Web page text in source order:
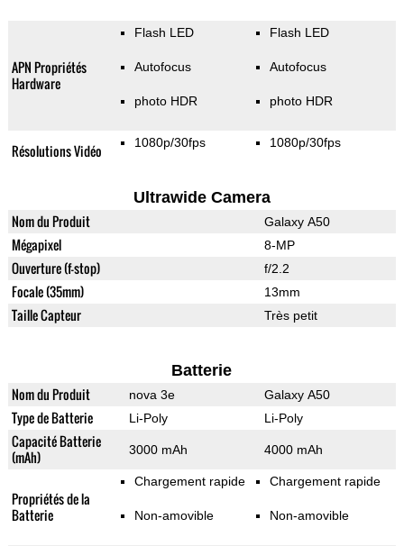
APN Propriétés
Hardware
Flash LED
Autofocus
photo HDR
Flash LED
Autofocus
photo HDR
Résolutions Vidéo 1080p/30fps 1080p/30fps
Ultrawide Camera
Nom du Produit Galaxy A50
Mégapixel 8-MP
Ouverture (f-stop) f/2.2
Focale (35mm) 13mm
Taille Capteur Très petit
Batterie
Nom du Produit nova 3e Galaxy A50
Type de Batterie Li-Poly Li-Poly
Capacité Batterie
(mAh)
3000 mAh 4000 mAh
Propriétés de la
Batterie
Chargement rapide
Non-amovible
Chargement rapide
Non-amovible